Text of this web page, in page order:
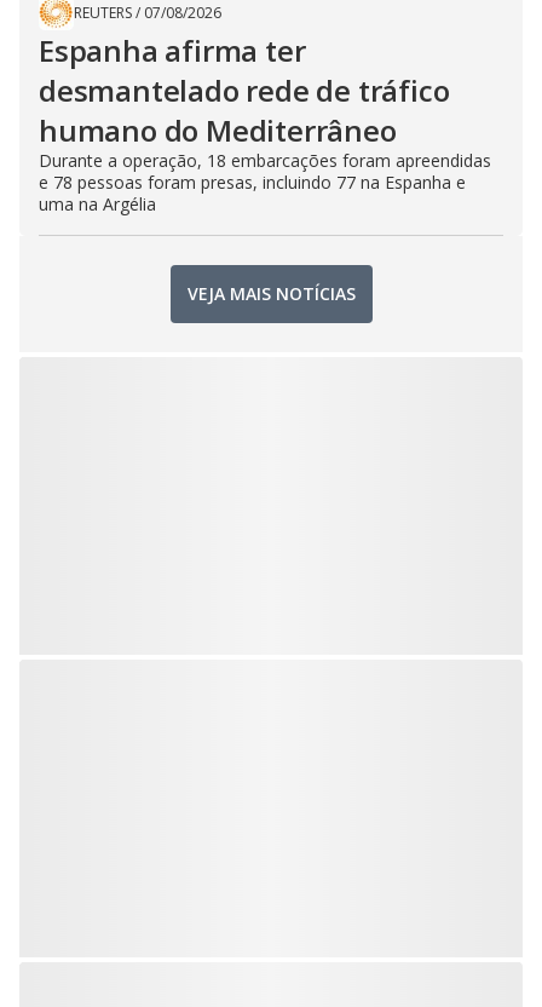
REUTERS/ 07/08/2026
Espanha afirma ter
desmantelado rede de tráfico
humano do Mediterrâneo
Durante a operação, 18 embarcações foram apreendidas
e 78 pessoas foram presas, incluindo 77 na Espanha e
uma na Argélia
VEJA MAIS NOTÍCIAS